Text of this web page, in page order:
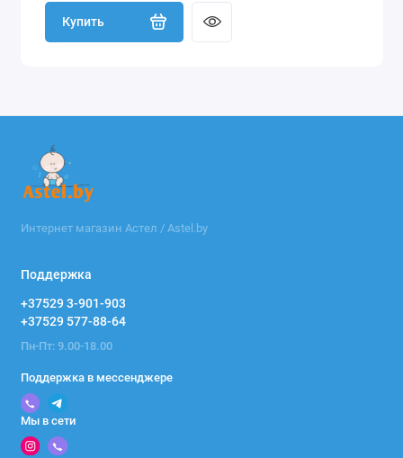
Купить
Интернет магазин Астел / Astel.by
Поддержка
+37529 3-901-903
+37529 577-88-64
Пн-Пт: 9.00-18.00
Поддержка в мессенджере
Мы в сети